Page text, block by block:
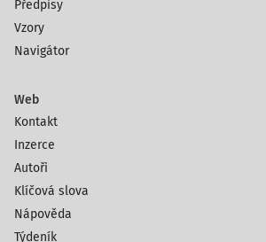
Předpisy
Vzory
Navigátor
Web
Kontakt
Inzerce
Autoři
Klíčová slova
Nápověda
Týdeník